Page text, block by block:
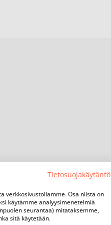
Tietosuojakäytäntö
verkkosivustollamme. Osa niistä on
käytämme analyysimenetelmiä
seurantaa) mitataksemme,
sitä käytetään.